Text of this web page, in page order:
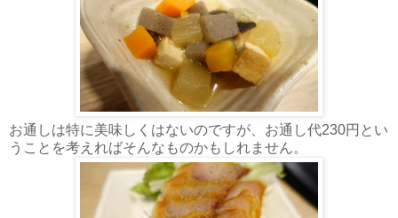
お通しは特に美味しくはないのですが、お通し代230円とい
うことを考えればそんなものかもしれません。